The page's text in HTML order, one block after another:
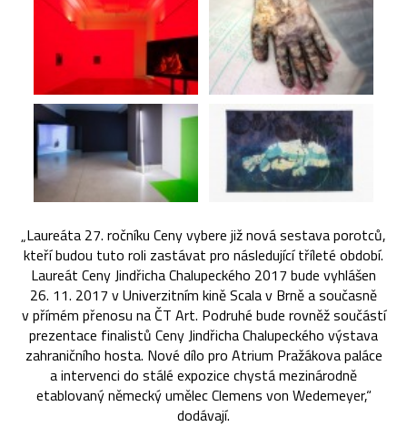
„Laureáta 27. ročníku Ceny vybere již nová sestava porotců,
kteří budou tuto roli zastávat pro následující tříleté období.
Laureát Ceny Jindřicha Chalupeckého 2017 bude vyhlášen
26. 11. 2017 v Univerzitním kině Scala v Brně a současně
v přímém přenosu na ČT Art. Podruhé bude rovněž součástí
prezentace finalistů Ceny Jindřicha Chalupeckého výstava
zahraničního hosta. Nové dílo pro Atrium Pražákova paláce
a intervenci do stálé expozice chystá mezinárodně
etablovaný německý umělec Clemens von Wedemeyer,“
dodávají.